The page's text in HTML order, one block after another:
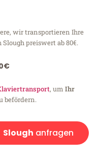
wir transportieren Ihre
Slough preiswert ab 80€.
, um Ihr
befördern.
Slough anfragen